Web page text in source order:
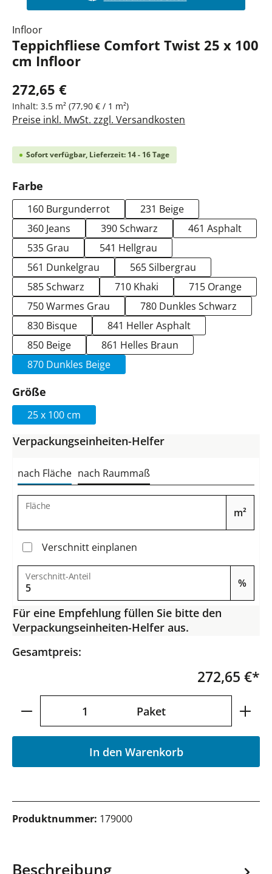
Infloor
Teppichfliese Comfort Twist 25 x 100
cm Infloor
272,65 €
Inhalt: 3.5 m² (77,90 € / 1 m²)
Preise inkl. MwSt. zzgl. Versandkosten
Sofort verfügbar, Lieferzeit: 14 - 16 Tage
Farbe
160 Burgunderrot
231 Beige
360 Jeans
390 Schwarz
461 Asphalt
535 Grau
541 Hellgrau
561 Dunkelgrau
565 Silbergrau
585 Schwarz
710 Khaki
715 Orange
750 Warmes Grau
780 Dunkles Schwarz
830 Bisque
841 Heller Asphalt
850 Beige
861 Helles Braun
870 Dunkles Beige
Größe
25 x 100 cm
Verpackungseinheiten-Helfer
nach Fläche nach Raummaß
Fläche
m²
Verschnitt einplanen
Verschnitt-Anteil
%
Für eine Empfehlung füllen Sie bitte den
Verpackungseinheiten-Helfer aus.
Gesamtpreis:
272,65 €*
Produkt Anzahl: Gib den gewünschten
Paket
In den Warenkorb
Produktnummer: 179000
Beschreibung